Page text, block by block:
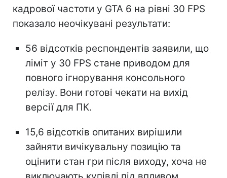
кадрової частоти у GTA 6 на рівні 30 FPS
показало неочікувані результати:
56 відсотків респондентів заявили, що
ліміт у 30 FPS стане приводом для
повного ігнорування консольного
релізу. Вони готові чекати на вихід
версії для ПК.
15,6 відсотків опитаних вирішили
зайняти вичікувальну позицію та
оцінити стан гри після виходу, хоча не